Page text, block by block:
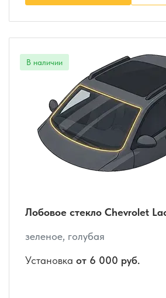
Лобовое стекло Chevrolet
зеленое, голубая
Установка от 6 000 руб.